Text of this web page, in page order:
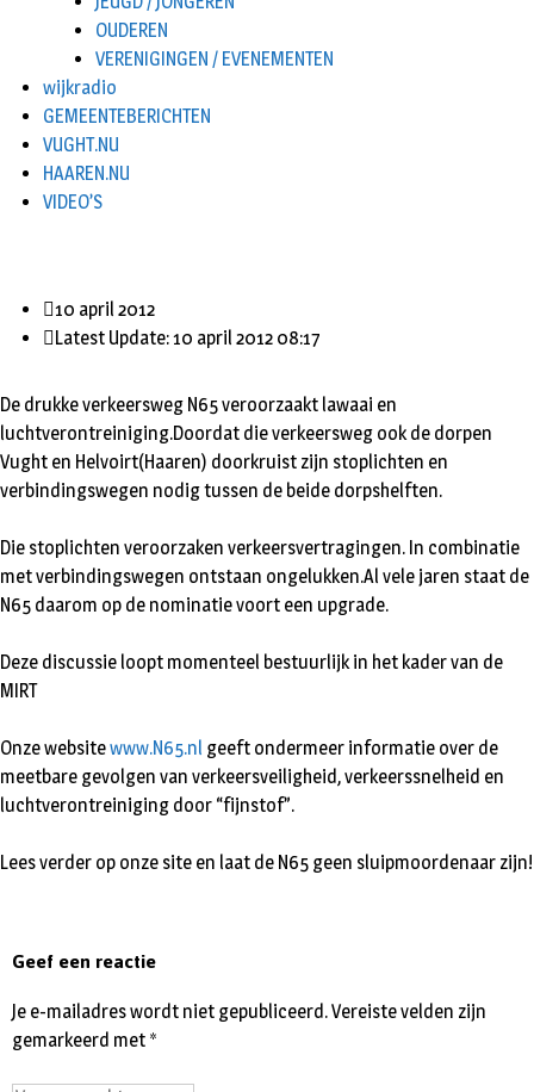
OUDEREN
VERENIGINGEN / EVENEMENTEN
wijkradio
GEMEENTEBERICHTEN
VUGHT.NU
HAAREN.NU
VIDEO’S
10 april 2012
Latest Update: 10 april 2012 08:17
De drukke verkeersweg N65 veroorzaakt lawaai en
luchtverontreiniging.Doordat die verkeersweg ook de dorpen
Vught en Helvoirt(Haaren) doorkruist zijn stoplichten en
verbindingswegen nodig tussen de beide dorpshelften.
Die stoplichten veroorzaken verkeersvertragingen. In combinatie
met verbindingswegen ontstaan ongelukken.Al vele jaren staat de
N65 daarom op de nominatie voort een upgrade.
Deze discussie loopt momenteel bestuurlijk in het kader van de
MIRT
Onze websitewww.N65.nl geeft ondermeer informatie over de
meetbare gevolgen van verkeersveiligheid, verkeerssnelheid en
luchtverontreiniging door “fijnstof”.
Lees verder op onze site en laat de N65 geen sluipmoordenaar zijn!
Geef een reactie
Je e-mailadres wordt niet gepubliceerd.Vereiste velden zijn
gemarkeerd met *